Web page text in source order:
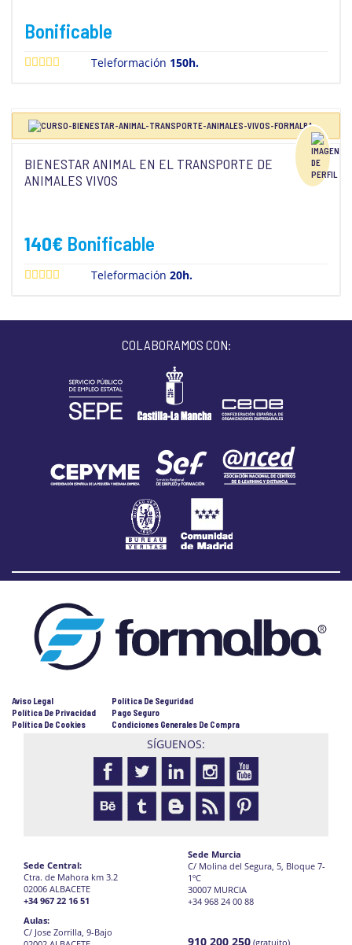
Bonificable
Teleformación 150h.
BIENESTAR ANIMAL EN EL TRANSPORTE DE
ANIMALES VIVOS
140€ Bonificable
Teleformación20h.
COLABORAMOS CON:
Aviso Legal
Política De Privacidad
Política De Cookies
Política De Seguridad
Pago Seguro
Condiciones Generales De Compra
SÍGUENOS:
Sede Central:
Ctra. de Mahora km 3.2
02006 ALBACETE
+34 967 22 16 51
Aulas:
C/ Jose Zorrilla, 9-Bajo
Sede Murcia
C/ Molina del Segura, 5, Bloque 7-
1ºC
30007 MURCIA
+34 968 24 00 88
910 200 250 (gratuito)